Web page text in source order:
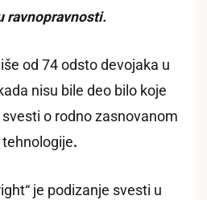
ravnopravnosti.
od 74 odsto devojaka u
nisu bile deo bilo koje
o rodno zasnovanom
.
je podizanje svesti u